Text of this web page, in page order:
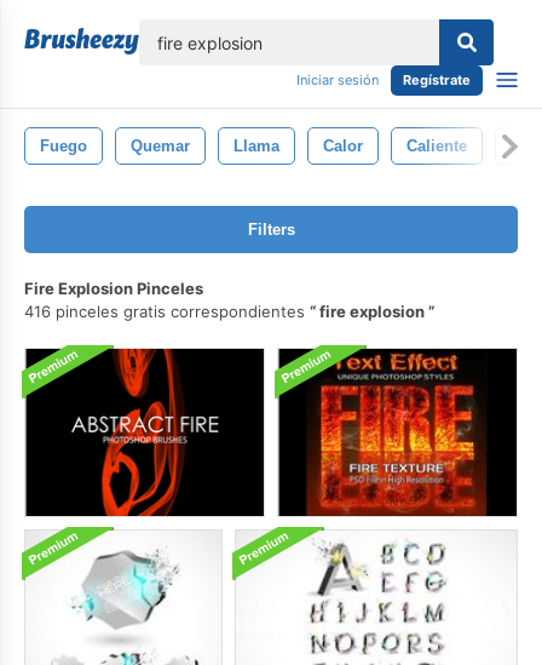
Iniciar sesión Regístrate
Fuego Quemar Llama Calor Caliente
Filters
Fire Explosion Pinceles
416 pinceles gratis correspondientes
fire explosion